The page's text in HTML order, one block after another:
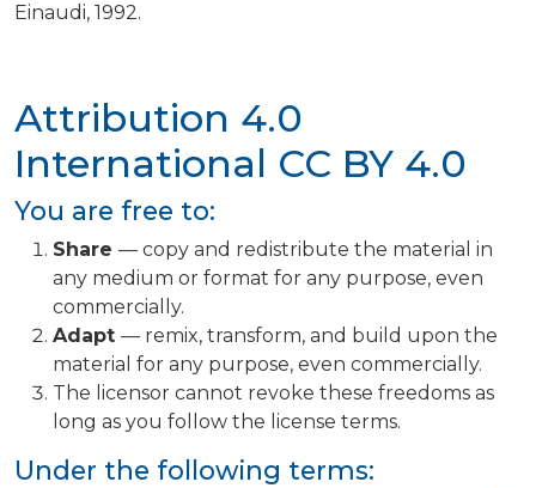
Attribution 4.0
International CC BY 4.0
You are free to:
Share — copy and redistribute the material in
any medium or format for any purpose, even
commercially.
Adapt — remix, transform, and build upon the
material for any purpose, even commercially.
The licensor cannot revoke these freedoms as
long as you follow the license terms.
Under the following terms:
Einaudi, 1992.